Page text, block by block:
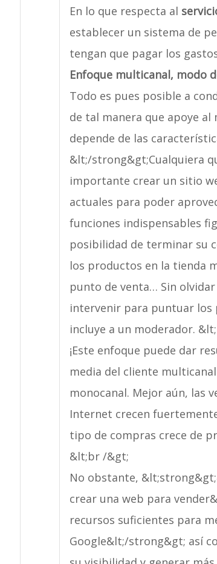
En lo que respecta al
establecer un sistema de
tengan que pagar los
Enfoque multicanal, modo
Todo es pues posible a
de tal manera que apoye
depende de las
&lt;/strong&gt;Cualquiera
importante crear un sitio
actuales para poder
funciones indispensables
posibilidad de terminar su
los productos en la tienda
punto de venta… Sin
intervenir para puntuar los
incluye a un moderador.
¡Este enfoque puede dar
media del cliente
monocanal. Mejor aún, las
Internet crecen
tipo de compras crece de
&lt;br /&gt;
No obstante,
crear una web para
recursos suficientes para
Google&lt;/strong&gt; así